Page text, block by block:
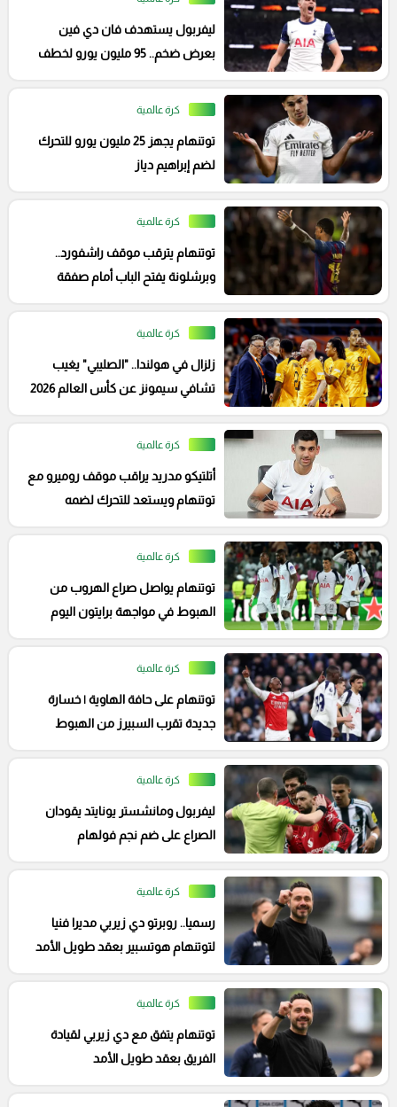
ليفربول يستهدف فان دي فين
بعرض ضخم.. 95 مليون يورو لخطف
كرة عالمية
توتنهام يجهز 25 مليون يورو للتحرك
لضم إبراهيم دياز
كرة عالمية
توتنهام يترقب موقف راشفورد..
وبرشلونة يفتح الباب أمام صفقة
كرة عالمية
زلزال في هولندا.. "الصليبي" يغيب
تشافي سيمونز عن كأس العالم 2026
كرة عالمية
أتلتيكو مدريد يراقب موقف روميرو مع
توتنهام ويستعد للتحرك لضمه
كرة عالمية
توتنهام يواصل صراع الهروب من
الهبوط في مواجهة برايتون اليوم
كرة عالمية
توتنهام على حافة الهاوية | خسارة
جديدة تقرب السبيرز من الهبوط
كرة عالمية
ليفربول ومانشستر يونايتد يقودان
الصراع على ضم نجم فولهام
كرة عالمية
رسميا.. روبرتو دي زيربي مديرا فنيا
لتوتنهام هوتسبير بعقد طويل الأمد
كرة عالمية
توتنهام يتفق مع دي زيربي لقيادة
الفريق بعقد طويل الأمد